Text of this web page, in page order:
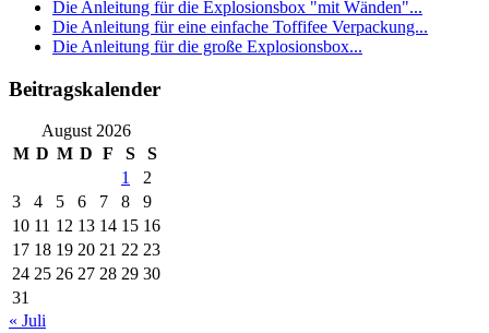
Die Anleitung für die Explosionsbox "mit Wänden"...
Die Anleitung für eine einfache Toffifee Verpackung...
Die Anleitung für die große Explosionsbox...
Beitragskalender
August 2026
M D M D F S
S
1
2
3
4 5 6 7 8
9
10 11 12 13 14 15 16
17 18 19 20 21 22 23
24 25 26 27 28 29 30
31
« Juli